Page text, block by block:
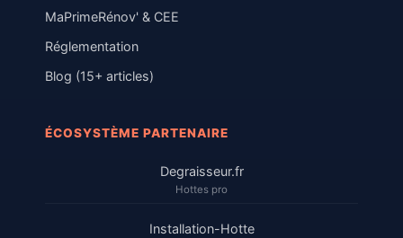
MaPrimeRénov' & CEE
Réglementation
Blog (15+ articles)
ÉCOSYSTÈME PARTENAIRE
Degraisseur.fr
Hottes pro
Installation-Hotte